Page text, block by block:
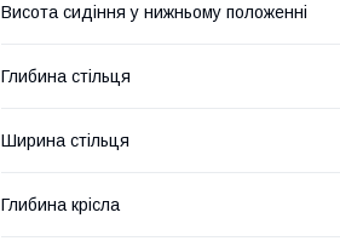
Висота сидіння у нижньому положенні
Глибина стільця
Ширина стільця
Глибина крісла